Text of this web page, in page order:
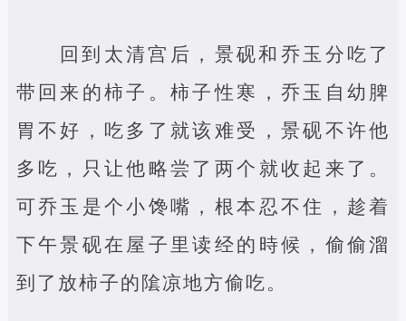
回到太清宫后，景砚和乔玉分吃了
带回来的柿子。柿子性寒，乔玉自幼脾
胃不好，吃多了就该难受，景砚不许他
多吃，只让他略尝了两个就收起来了。
可乔玉是个小馋嘴，根本忍不住，趁着
下午景砚在屋子里读经的時候，偷偷溜
到了放柿子的隂凉地方偷吃。